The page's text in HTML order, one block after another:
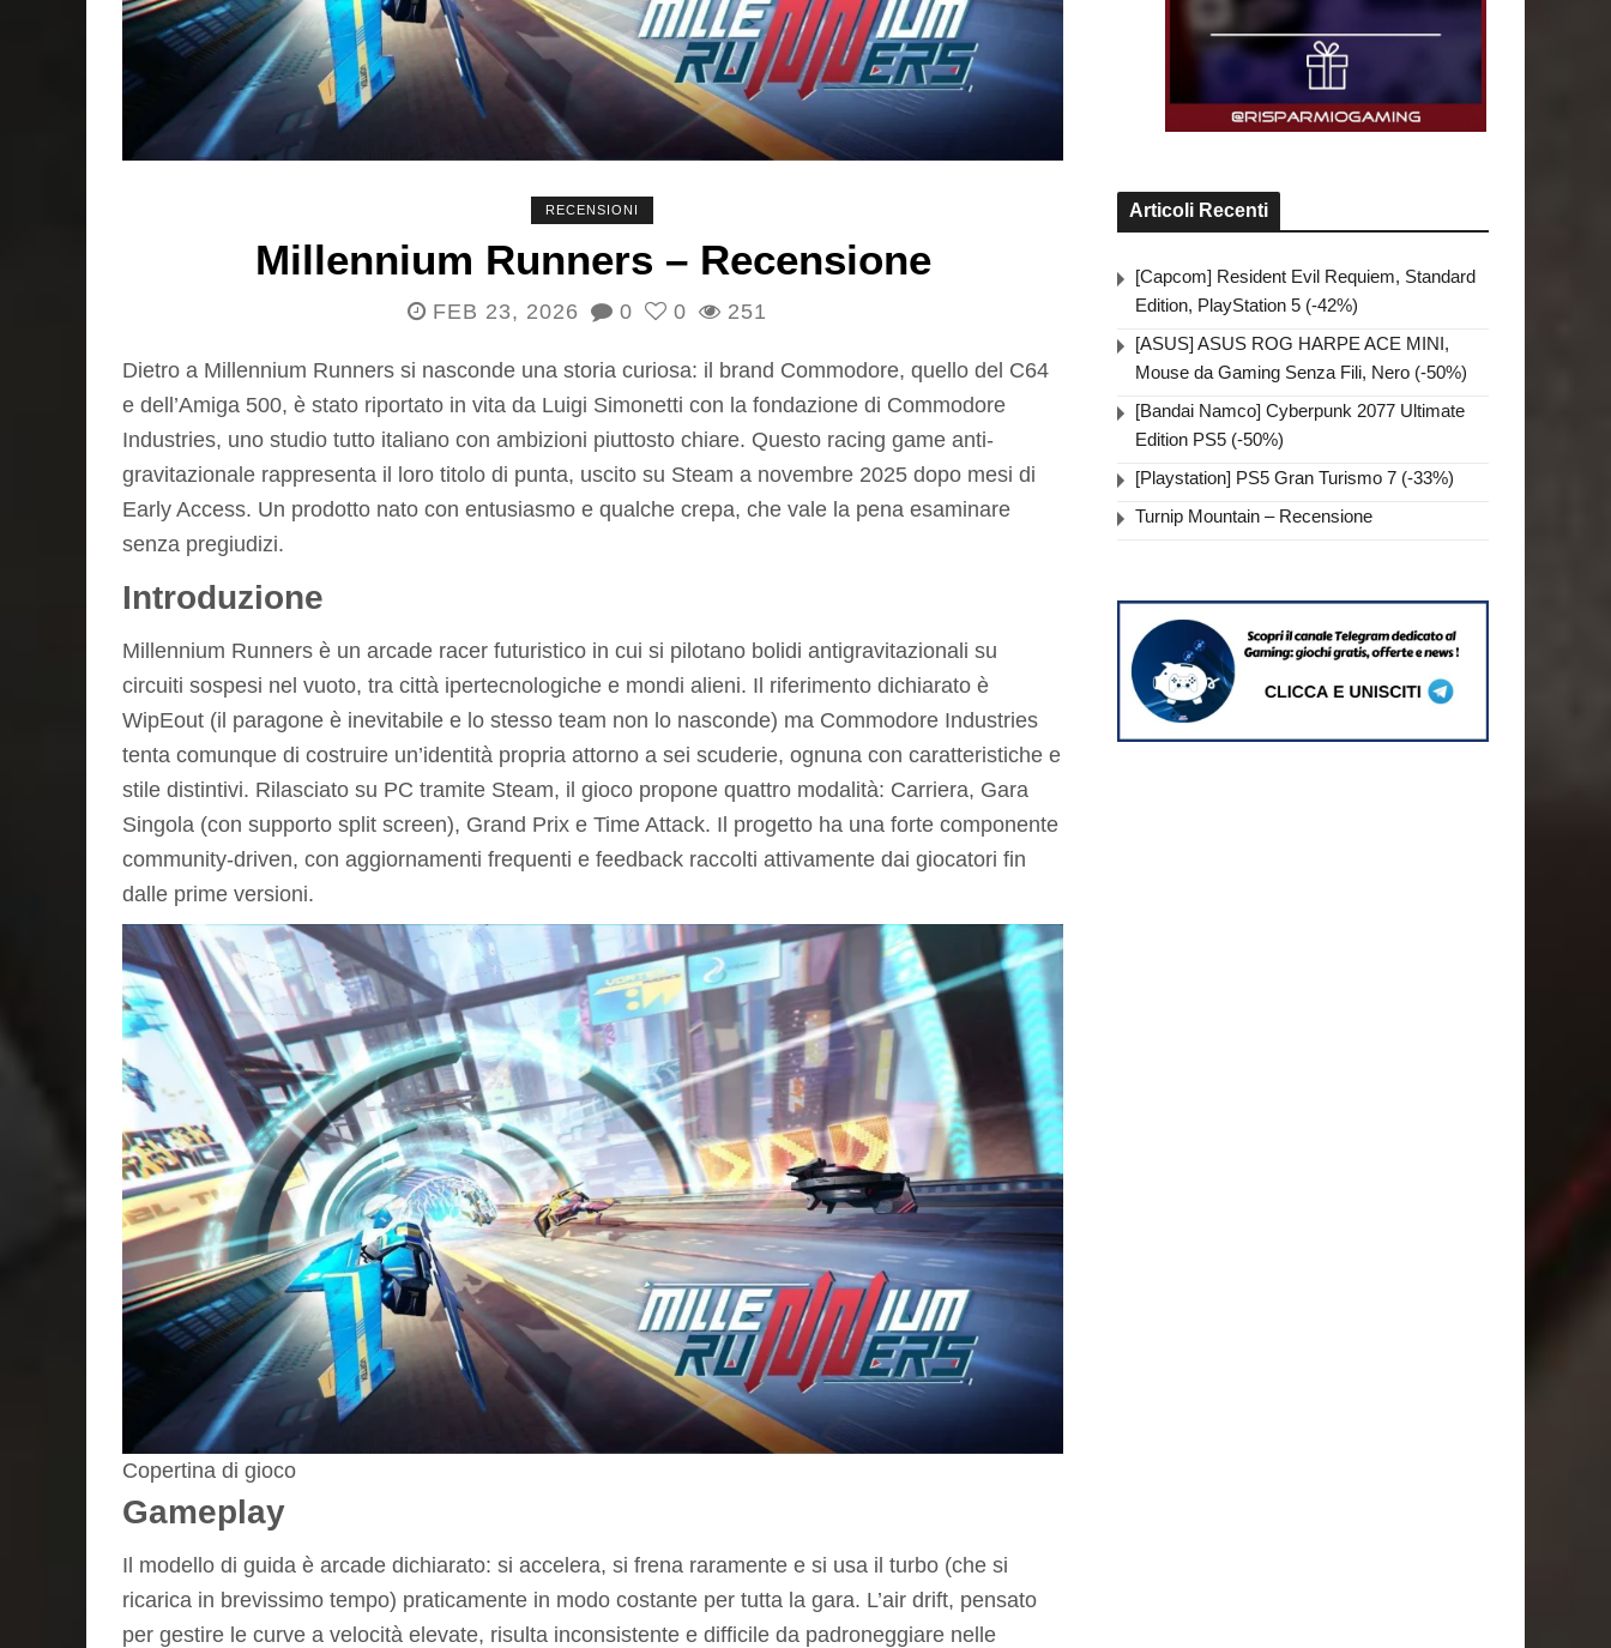
RECENSIONI
Millennium Runners – Recensione
FEB 23, 2026 0 0 251
Dietro a Millennium Runners si nasconde una storia curiosa: il brand Commodore, quello del C64
e dell’Amiga 500, è stato riportato in vita da Luigi Simonetti con la fondazione di Commodore
Industries, uno studio tutto italiano con ambizioni piuttosto chiare. Questo racing game anti-
gravitazionale rappresenta il loro titolo di punta, uscito su Steam a novembre 2025 dopo mesi di
Early Access. Un prodotto nato con entusiasmo e qualche crepa, che vale la pena esaminare
senza pregiudizi.
Introduzione
Millennium Runners è un arcade racer futuristico in cui si pilotano bolidi antigravitazionali su
circuiti sospesi nel vuoto, tra città ipertecnologiche e mondi alieni. Il riferimento dichiarato è
WipEout (il paragone è inevitabile e lo stesso team non lo nasconde) ma Commodore Industries
tenta comunque di costruire un’identità propria attorno a sei scuderie, ognuna con caratteristiche e
stile distintivi. Rilasciato su PC tramite Steam, il gioco propone quattro modalità: Carriera, Gara
Singola (con supporto split screen), Grand Prix e Time Attack. Il progetto ha una forte componente
community-driven, con aggiornamenti frequenti e feedback raccolti attivamente dai giocatori fin
dalle prime versioni.
Copertina di gioco
Gameplay
Il modello di guida è arcade dichiarato: si accelera, si frena raramente e si usa il turbo (che si
ricarica in brevissimo tempo) praticamente in modo costante per tutta la gara. L’air drift, pensato
per gestire le curve a velocità elevate, risulta inconsistente e difficile da padroneggiare nelle
Articoli Recenti
[Capcom] Resident Evil Requiem, Standard
Edition, PlayStation 5 (-42%)
[ASUS] ASUS ROG HARPE ACE MINI,
Mouse da Gaming Senza Fili, Nero (-50%)
[Bandai Namco] Cyberpunk 2077 Ultimate
Edition PS5 (-50%)
[Playstation] PS5 Gran Turismo 7 (-33%)
Turnip Mountain – Recensione